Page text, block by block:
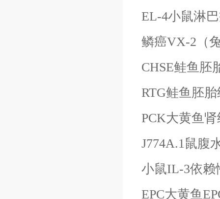
EL-4小鼠淋
鳞癌VX-2（
CHSE鲑鱼胚
RTG鲑鱼胚
PCK大黄鱼
J774A.1鼠腹
小鼠IL-3依赖
EPC大黄鱼